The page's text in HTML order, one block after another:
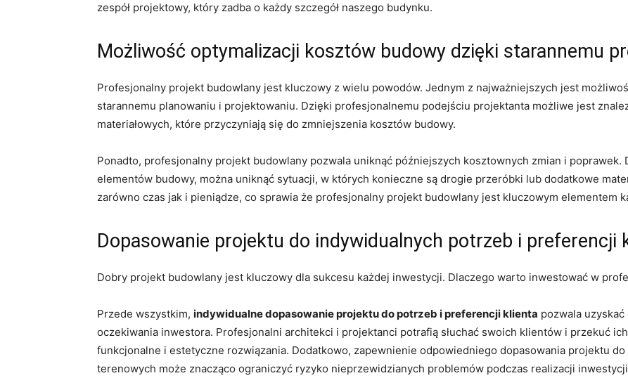
zespół projektowy, który zadba o każdy szczegół naszego ‌budynku.
Możliwość ⁣optymalizacji kosztów budowy dzięki⁣ starannemu
Profesjonalny projekt budowlany jest kluczowy z wielu powodów.⁤ Jednym z najważniejszych jest
⁤starannemu planowaniu i projektowaniu. Dzięki profesjonalnemu podejściu⁢ projektanta możliwe jest
‍materiałowych, które przyczyniają się⁤ do zmniejszenia ⁣kosztów budowy.
Ponadto, profesjonalny projekt budowlany ⁣pozwala uniknąć późniejszych kosztownych ⁣zmian i poprawek.
elementów budowy, ⁣można uniknąć sytuacji, w których konieczne są ‍drogie przeróbki lub⁤ dodatkowe
zarówno czas ⁢jak⁢ i pieniądze, co⁤ sprawia że ‍profesjonalny projekt budowlany jest kluczowym ‌elementem
Dopasowanie projektu do indywidualnych potrzeb ⁢i preferencji⁣
Dobry projekt ‌budowlany jest kluczowy dla sukcesu każdej⁤ inwestycji. Dlaczego warto inwestować w
Przede⁢ wszystkim, indywidualne dopasowanie projektu do potrzeb i ​preferencji klienta pozwala
oczekiwania inwestora. Profesjonalni architekci i projektanci potrafią słuchać swoich klientów‍ i przekuć
funkcjonalne⁣ i estetyczne ‍rozwiązania.‌ Dodatkowo, zapewnienie ‌odpowiedniego dopasowania⁤ projektu
terenowych może⁤ znacząco ‍ograniczyć ryzyko nieprzewidzianych⁢ problemów podczas realizacji​